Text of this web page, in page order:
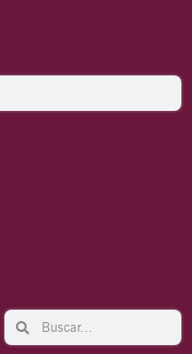
Search Search